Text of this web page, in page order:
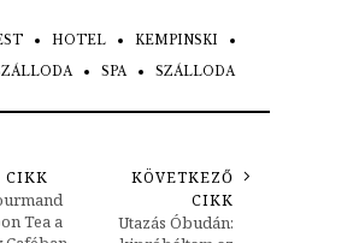
HOTEL
KEMPINSKI
SPA SZÁLLODA
CIKK
Tea a
KÖVETKEZŐ
CIKK
Utazás Óbudán: